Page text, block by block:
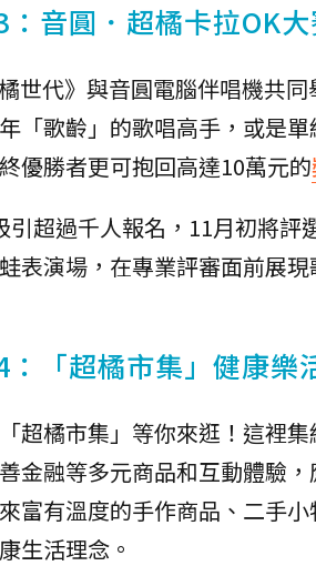
音圓．超橘卡拉OK
世代》與音圓電腦伴唱機共
「歌齡」的歌唱高手，或是
優勝者更可抱回高達10萬元的
引超過千人報名，11月初將
表演場，在專業評審面前展
「超橘市集」健康樂
超橘市集」等你來逛！這裡
金融等多元商品和互動體驗
富有溫度的手作商品、二手
生活理念。